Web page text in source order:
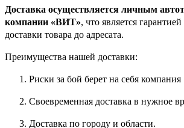
Доставка осуществляется личным
компании «ВИТ», что является
доставки товара до адресата.
Преимущества нашей доставки:
Риски за бой берет на себя
Своевременная доставка в нужное
Доставка по городу и области.